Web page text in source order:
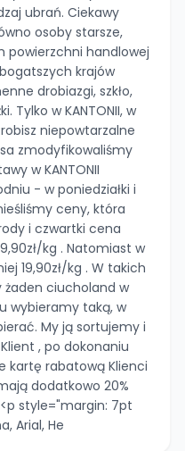
ubrań. Ciekawy
osoby starsze,
powierzchni handlowej
krajów
drobiazgi, szkło,
Tylko w KANTONII, w
niepowtarzalne
zmodyfikowaliśmy
w KANTONII
- w poniedziałki i
ceny, która
i czwartki cena
kg . Natomiast w
19,90zł/kg . W takich
żaden ciucholand w
wybieramy taką, w
My ją sortujemy i
, po dokonaniu
kartę rabatową Klienci
dodatkowo 20%
style="margin: 7pt
Arial, He